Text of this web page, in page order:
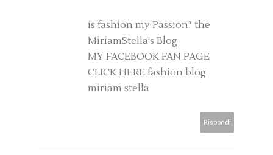
is fashion my Passion? the
MiriamStella's Blog
MY FACEBOOK FAN PAGE
CLICK HERE fashion blog
miriam stella
Rispondi